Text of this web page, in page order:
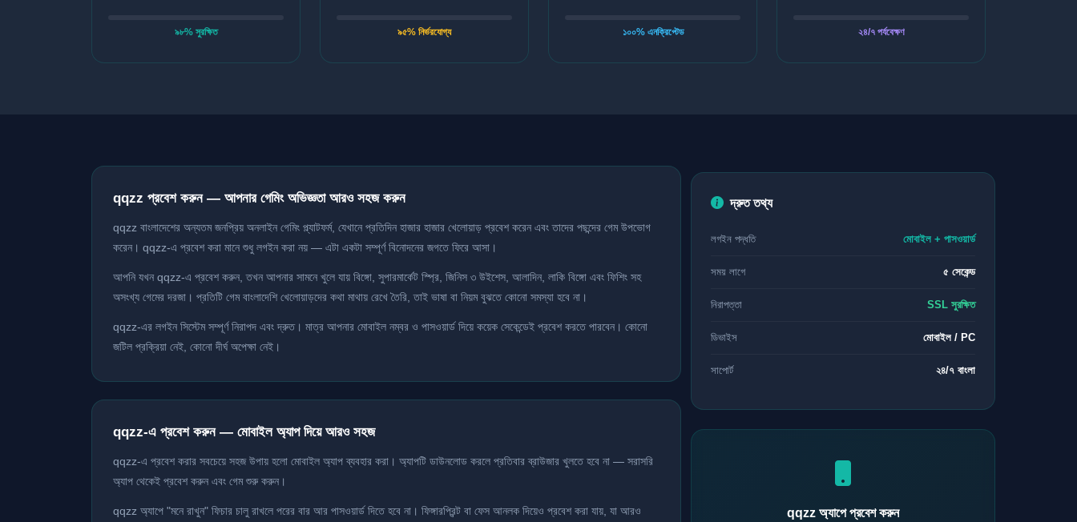
৯৮% সুরক্ষিত ৯৫% নির্ভরযোগ্য ১০০% এনক্রিপ্টেড ২৪/৭ পর্যবেক্ষণ
qqzz প্রবেশ করুন — আপনার গেমিং অভিজ্ঞতা আরও সহজ করুন
qqzz বাংলাদেশের অন্যতম জনপ্রিয় অনলাইন গেমিং প্ল্যাটফর্ম, যেখানে প্রতিদিন হাজার হাজার খেলোয়াড় প্রবেশ করেন এবং তাদের পছন্দের গেম উপভোগ
করেন। qqzz-এ প্রবেশ করা মানে শুধু লগইন করা নয় — এটা একটা সম্পূর্ণ বিনোদনের জগতে ফিরে আসা।
আপনি যখন qqzz-এ প্রবেশ করুন, তখন আপনার সামনে খুলে যায় বিঙ্গো, সুপারমার্কেট স্প্রি, জিনিস ৩ উইশেস, আলাদিন, লাকি বিঙ্গো এবং ফিশিং সহ
অসংখ্য গেমের দরজা। প্রতিটি গেম বাংলাদেশি খেলোয়াড়দের কথা মাথায় রেখে তৈরি, তাই ভাষা বা নিয়ম বুঝতে কোনো সমস্যা হবে না।
qqzz-এর লগইন সিস্টেম সম্পূর্ণ নিরাপদ এবং দ্রুত। মাত্র আপনার মোবাইল নম্বর ও পাসওয়ার্ড দিয়ে কয়েক সেকেন্ডেই প্রবেশ করতে পারবেন। কোনো
জটিল প্রক্রিয়া নেই, কোনো দীর্ঘ অপেক্ষা নেই।
qqzz-এ প্রবেশ করুন — মোবাইল অ্যাপ দিয়ে আরও সহজ
qqzz-এ প্রবেশ করার সবচেয়ে সহজ উপায় হলো মোবাইল অ্যাপ ব্যবহার করা। অ্যাপটি ডাউনলোড করলে প্রতিবার ব্রাউজার খুলতে হবে না — সরাসরি
অ্যাপ থেকেই প্রবেশ করুন এবং গেম শুরু করুন।
qqzz অ্যাপে "মনে রাখুন" ফিচার চালু রাখলে পরের বার আর পাসওয়ার্ড দিতে হবে না। ফিঙ্গারপ্রিন্ট বা ফেস আনলক দিয়েও প্রবেশ করা যায়, যা আরও
দ্রুত তথ্য
লগইন পদ্ধতি মোবাইল + পাসওয়ার্ড
সময় লাগে ৫ সেকেন্ড
নিরাপত্তা SSL সুরক্ষিত
ডিভাইস মোবাইল / PC
সাপোর্ট ২৪/৭ বাংলা
qqzz অ্যাপে প্রবেশ করুন